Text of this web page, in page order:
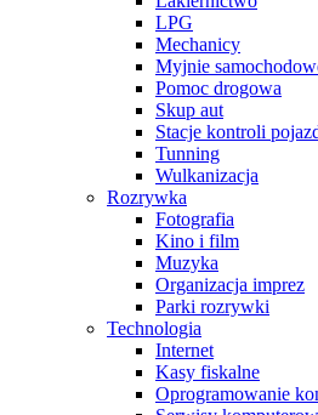
LPG
Mechanicy
Myjnie
Pomoc drogowa
Skup aut
Stacje kontroli
Tunning
Wulkanizacja
Rozrywka
Fotografia
Kino i film
Muzyka
Organizacja imprez
Parki rozrywki
Technologia
Internet
Kasy fiskalne
Oprogramowanie